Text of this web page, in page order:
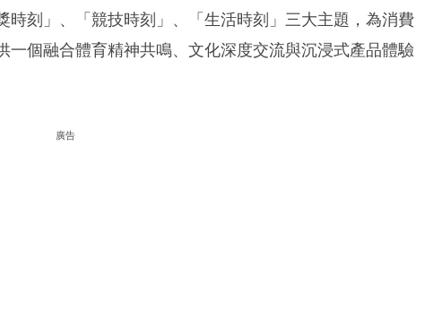
時刻」、「競技時刻」、「生活時刻」三大主題，為消費
一個融合體育精神共鳴、文化深度交流與沉浸式產品體驗
廣告